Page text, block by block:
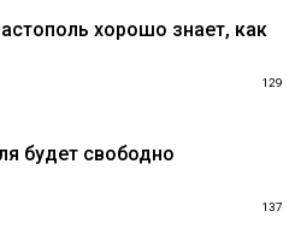
хорошо знает, как
129
будет свободно
137